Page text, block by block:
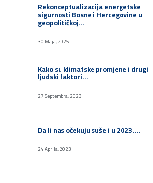
Rekonceptualizacija energetske
sigurnosti Bosne i Hercegovine u
geopolitičkoj…
30 Maja, 2025
Kako su klimatske promjene i drugi
ljudski faktori…
27 Septembra, 2023
Da li nas očekuju suše i u 2023.…
24 Aprila, 2023